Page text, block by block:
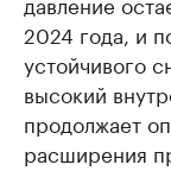
2024 года, и
устойчивого
высокий
продолжает
расширения